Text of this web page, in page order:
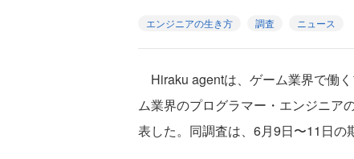
エンジニアの生き方 調査 ニュース
Hiraku agentは、ゲーム業界で働
ム業界のプログラマー・エンジニア
表した。同調査は、6月9日〜11日の